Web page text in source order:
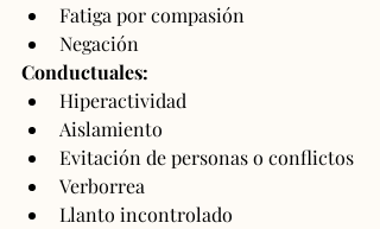
Fatiga por compasión
Negación
Conductuales:
Hiperactividad
Aislamiento
Evitación de personas o conflictos
Verborrea
Llanto incontrolado